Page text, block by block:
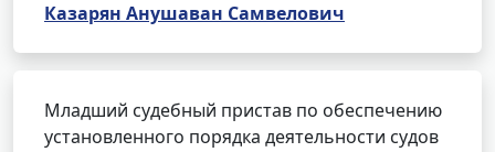
Казарян Анушаван Самвелович
Младший судебный пристав по обеспечению
установленного порядка деятельности судов